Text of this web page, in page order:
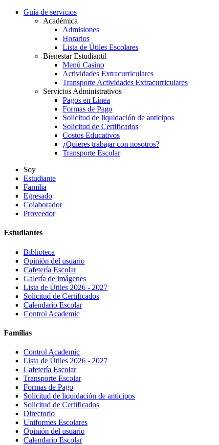
Guía de servicios
Académica
Admisiones
Horarios
Lista de Útiles Escolares
Bienestar Estudiantil
Menú Casino
Actividades Extracurriculares
Transporte Actividades Extracurriculares
Servicios Administrativos
Pagos en Línea
Formas de Pago
Solicitud de liquidación de anticipos
Solicitud de Certificados
Costos Educativos
¿Quieres trabajar con nosotros?
Transporte Escolar
Soy
Estudiante
Familia
Egresado
Colaborador
Proveedor
Estudiantes
Biblioteca
Opinión del usuario
Cafetería Escolar
Galería de imágenes
Lista de Útiles 2026 - 2027
Solicitud de Certificados
Calendario Escolar
Control Academic
Familias
Control Academic
Lista de Útiles 2026 - 2027
Cafetería Escolar
Transporte Escolar
Formas de Pago
Solicitud de liquidación de anticipos
Solicitud de Certificados
Directorio
Uniformes Escolares
Opinión del usuario
Calendario Escolar